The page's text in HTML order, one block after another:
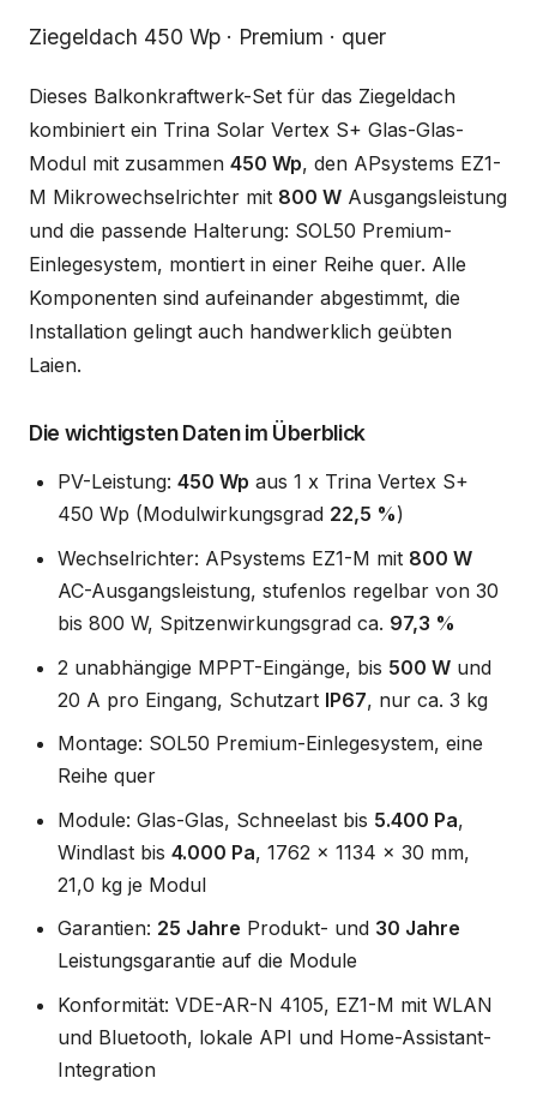
Beschreibung
Ziegeldach 450 Wp · Premium · quer
Dieses Balkonkraftwerk-Set für das Ziegeldach
kombiniert ein Trina Solar Vertex S+ Glas-Glas-
Modul mit zusammen 450 Wp, den APsystems EZ1-
M Mikrowechselrichter mit 800 W Ausgangsleistung
und die passende Halterung: SOL50 Premium-
Einlegesystem, montiert in einer Reihe quer. Alle
Komponenten sind aufeinander abgestimmt, die
Installation gelingt auch handwerklich geübten
Laien.
Die wichtigsten Daten im Überblick
PV-Leistung: 450 Wp aus 1 x Trina Vertex S+
450 Wp (Modulwirkungsgrad 22,5 %)
Wechselrichter: APsystems EZ1-M mit 800 W
AC-Ausgangsleistung, stufenlos regelbar von 30
bis 800 W, Spitzenwirkungsgrad ca. 97,3 %
2 unabhängige MPPT-Eingänge, bis 500 W und
20 A pro Eingang, Schutzart IP67, nur ca. 3 kg
Montage: SOL50 Premium-Einlegesystem, eine
Reihe quer
Module: Glas-Glas, Schneelast bis 5.400 Pa,
Windlast bis 4.000 Pa, 1762 x 1134 x 30 mm,
21,0 kg je Modul
Garantien: 25 Jahre Produkt- und 30 Jahre
Leistungsgarantie auf die Module
Konformität: VDE-AR-N 4105, EZ1-M mit WLAN
und Bluetooth, lokale API und Home-Assistant-
Integration